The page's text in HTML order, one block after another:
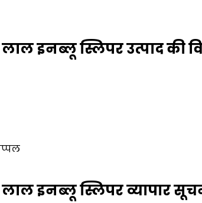
इनब्लू स्लिपर उत्पाद की
इनब्लू स्लिपर व्यापार